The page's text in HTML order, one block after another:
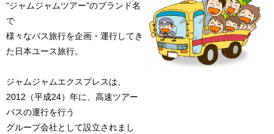
“ジャムジャムツアー”のブランド名
で
様々なバス旅行を企画・運行してき
た日本ユース旅行。
ジャムジャムエクスプレスは、
2012（平成24）年に、高速ツアー
バスの運行を行う
グループ会社として設立されまし